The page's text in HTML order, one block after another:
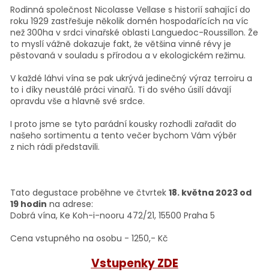
Rodinná společnost Nicolasse Vellase s historií sahající do
roku 1929 zastřešuje několik domén hospodařících na víc
než 300ha v srdci vinařské oblasti Languedoc-Roussillon. Že
to myslí vážně dokazuje fakt, že většina vinné révy je
pěstovaná v souladu s přírodou a v ekologickém režimu.
V každé láhvi vína se pak ukrývá jedinečný výraz terroiru a
to i díky neustálé práci vinařů. Ti do svého úsilí dávají
opravdu vše a hlavně své srdce.
I proto jsme se tyto parádní kousky rozhodli zařadit do
našeho sortimentu a tento večer bychom Vám výběr
z nich rádi představili.
Tato degustace proběhne ve čtvrtek 18. května 2023 od
19 hodin na adrese:
Dobrá vína, Ke Koh-i-nooru 472/21, 15500 Praha 5
Cena vstupného na osobu - 1250,- Kč
Vstupenky ZDE